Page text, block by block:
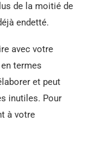
de la moitié de
endetté.
avec votre
termes
et peut
inutiles. Pour
à votre